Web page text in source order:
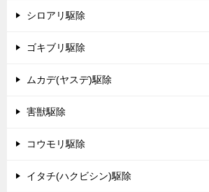
シロアリ駆除
ゴキブリ駆除
ムカデ(ヤスデ)駆除
害獣駆除
コウモリ駆除
イタチ(ハクビシン)駆除